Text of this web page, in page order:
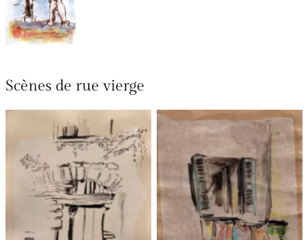
2023
10×15 cm
Scènes de rue vierge